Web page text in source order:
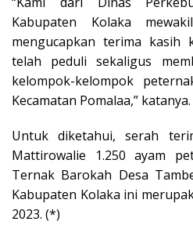
Kabupaten Kolaka
mengucapkan terima kasih
telah peduli sekaligus
kelompok-kelompok
Kecamatan Pomalaa,” katanya.
Untuk diketahui, serah
Mattirowalie 1.250 ayam
Ternak Barokah Desa
Kabupaten Kolaka ini
2023. (*)